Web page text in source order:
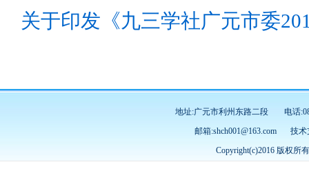
关于印发《九三学社广元市委
地址:广元市利州东路二段
电话
邮箱:shch001@163.com
技术
Copyright(c)2016 版权所